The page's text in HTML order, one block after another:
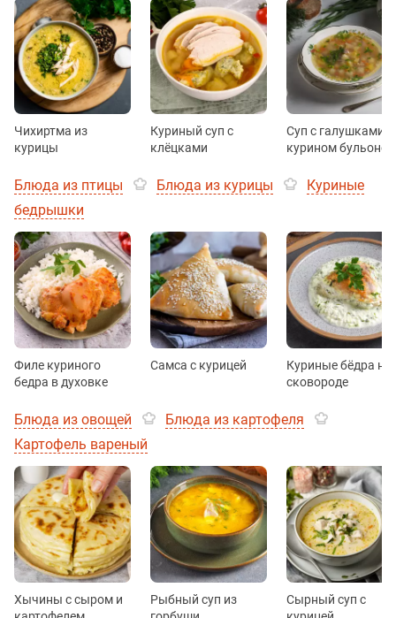
Чихиртма из
курицы
Куриный суп с
клёцками
Суп с галушками
курином бульоне
Блюда из птицы Блюда из курицы
Куриные
бедрышки
Филе куриного
бедра в духовке
Самса с курицей
Куриные бёдра на
сковороде
Блюда из овощей
Блюда из картофеля
Картофель вареный
Хычины с сыром и
Рыбный суп из
Сырный суп с